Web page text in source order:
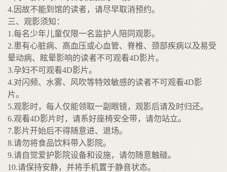
4.因故不能到馆的读者，请尽早取消预约。
三、观影须知：
1.每名少年儿童仅限一名监护人陪同观影。
2.患有心脏病、高血压或心血管、脊椎、颈部疾病以及易受
晕动病、眩晕影响的读者不可观看4D影片。
3.孕妇不可观看4D影片。
4.对闪频、水雾、风吹等特效敏感的读者不可观看4D影
片。
5.观影时，每人仅能领取一副眼镜，观影后请及时归还。
6.观看4D影片时，请系好座椅安全带，请勿站立。
7.影片开始后不得随意进、退场。
8.请勿将食品饮料带入影院。
9.请自觉爱护影院设备和设施，请勿随意触碰。
10.请保持安静，并将手机置于静音状态。